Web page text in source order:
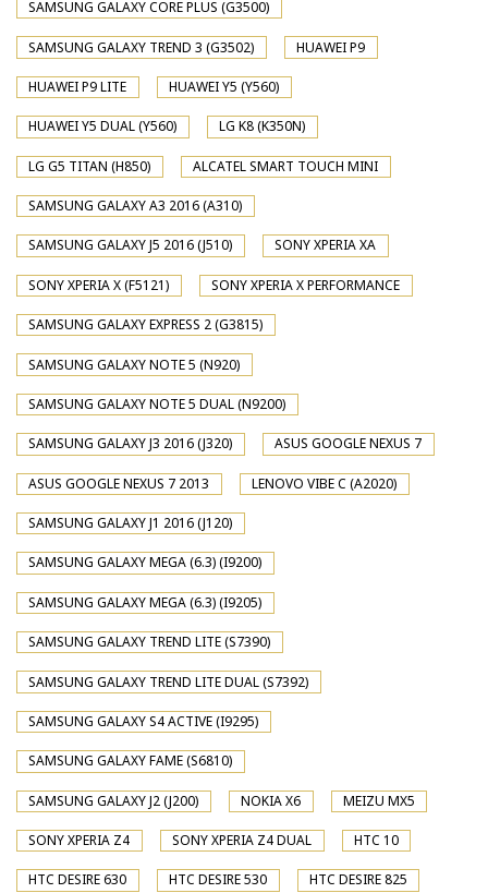
SAMSUNG GALAXY CORE PLUS (G3500)
SAMSUNG GALAXY TREND 3 (G3502) HUAWEI P9
HUAWEI P9 LITE HUAWEI Y5 (Y560)
HUAWEI Y5 DUAL (Y560) LG K8 (K350N)
LG G5 TITAN (H850) ALCATEL SMART TOUCH MINI
SAMSUNG GALAXY A3 2016 (A310)
SAMSUNG GALAXY J5 2016 (J510) SONY XPERIA XA
SONY XPERIA X (F5121) SONY XPERIA X PERFORMANCE
SAMSUNG GALAXY EXPRESS 2 (G3815)
SAMSUNG GALAXY NOTE 5 (N920)
SAMSUNG GALAXY NOTE 5 DUAL (N9200)
SAMSUNG GALAXY J3 2016 (J320) ASUS GOOGLE NEXUS 7
ASUS GOOGLE NEXUS 7 2013 LENOVO VIBE C (A2020)
SAMSUNG GALAXY J1 2016 (J120)
SAMSUNG GALAXY MEGA (6.3) (I9200)
SAMSUNG GALAXY MEGA (6.3) (I9205)
SAMSUNG GALAXY TREND LITE (S7390)
SAMSUNG GALAXY TREND LITE DUAL (S7392)
SAMSUNG GALAXY S4 ACTIVE (I9295)
SAMSUNG GALAXY FAME (S6810)
SAMSUNG GALAXY J2 (J200) NOKIA X6 MEIZU MX5
SONY XPERIA Z4 SONY XPERIA Z4 DUAL HTC 10
HTC DESIRE 630 HTC DESIRE 530 HTC DESIRE 825